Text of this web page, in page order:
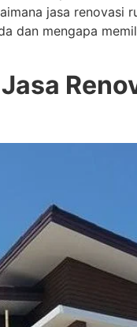
jasa renovasi
dan mengapa